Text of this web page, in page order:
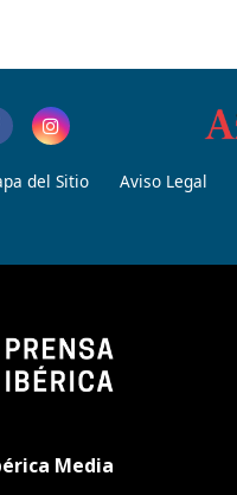
del Sitio Aviso Legal
Media